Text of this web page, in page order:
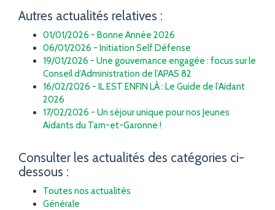
Autres actualités relatives :
01/01/2026 - Bonne Année 2026
06/01/2026 - Initiation Self Défense
19/01/2026 - Une gouvernance engagée : focus sur le
Conseil d’Administration de l’APAS 82
16/02/2026 - IL EST ENFIN LÀ : Le Guide de l’Aidant
2026
17/02/2026 - Un séjour unique pour nos Jeunes
Aidants du Tarn-et-Garonne !
Consulter les actualités des catégories ci-
dessous :
Toutes nos actualités
Générale